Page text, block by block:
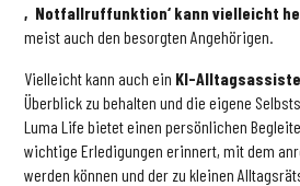
‚Notfallruffunktion‘ kann vielleicht
meist auch den besorgten Angehörigen.
Vielleicht kann auch ein KI-
Überblick zu behalten und die eigene
Luma Life bietet einen persönlichen
wichtige Erledigungen erinnert, mit dem
werden können und der zu kleinen